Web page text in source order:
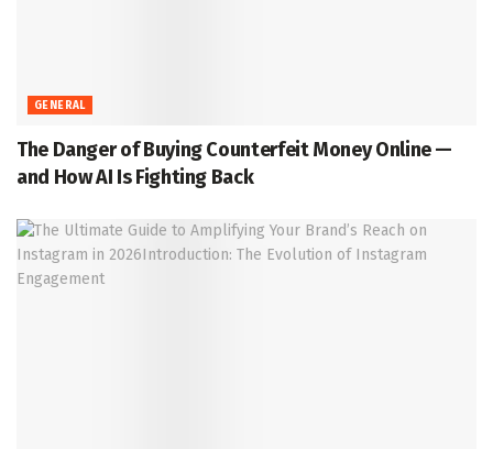
GENERAL
The Danger of Buying Counterfeit Money Online —
and How AI Is Fighting Back